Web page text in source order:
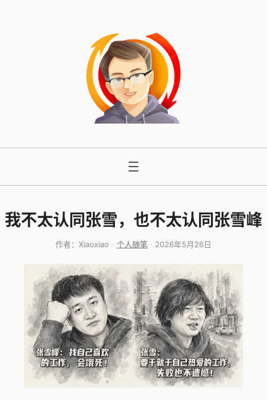
我不太认同张雪，也不太认同张雪峰
作者： Xiaoxiao 个人随笔 2026年5月26日